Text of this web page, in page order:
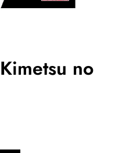
no